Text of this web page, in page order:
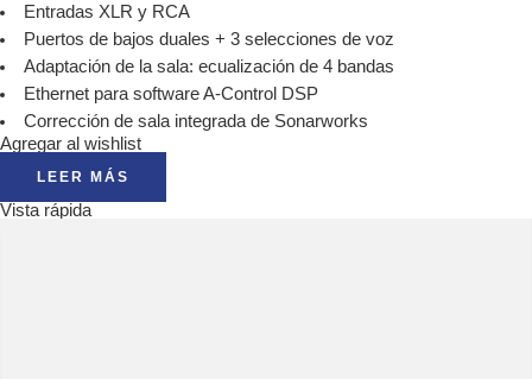
Entradas XLR y RCA
Puertos de bajos duales + 3 selecciones de voz
Adaptación de la sala: ecualización de 4 bandas
Ethernet para software A-Control DSP
Corrección de sala integrada de Sonarworks
Agregar al wishlist
LEER MÁS
Vista rápida